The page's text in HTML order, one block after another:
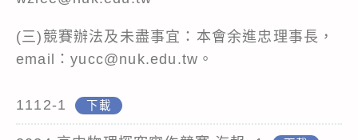
(三)競賽辦法及未盡事宜：本會余進忠理事長，
email：yucc@nuk.edu.tw。
1112-1 下載